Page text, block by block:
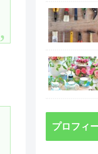
プロフィ